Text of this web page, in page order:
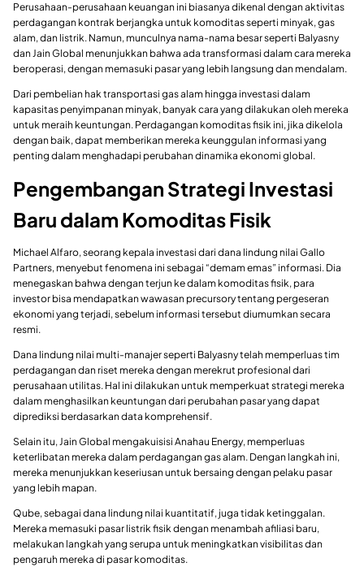
Perusahaan-perusahaan keuangan ini biasanya dikenal dengan aktivitas
perdagangan kontrak berjangka untuk komoditas seperti minyak, gas
alam, dan listrik. Namun, munculnya nama-nama besar seperti Balyasny
dan Jain Global menunjukkan bahwa ada transformasi dalam cara mereka
beroperasi, dengan memasuki pasar yang lebih langsung dan mendalam.
Dari pembelian hak transportasi gas alam hingga investasi dalam
kapasitas penyimpanan minyak, banyak cara yang dilakukan oleh mereka
untuk meraih keuntungan. Perdagangan komoditas fisik ini, jika dikelola
dengan baik, dapat memberikan mereka keunggulan informasi yang
penting dalam menghadapi perubahan dinamika ekonomi global.
Pengembangan Strategi Investasi
Baru dalam Komoditas Fisik
Michael Alfaro, seorang kepala investasi dari dana lindung nilai Gallo
Partners, menyebut fenomena ini sebagai “demam emas” informasi. Dia
menegaskan bahwa dengan terjun ke dalam komoditas fisik, para
investor bisa mendapatkan wawasan precursory tentang pergeseran
ekonomi yang terjadi, sebelum informasi tersebut diumumkan secara
resmi.
Dana lindung nilai multi-manajer seperti Balyasny telah memperluas tim
perdagangan dan riset mereka dengan merekrut profesional dari
perusahaan utilitas. Hal ini dilakukan untuk memperkuat strategi mereka
dalam menghasilkan keuntungan dari perubahan pasar yang dapat
diprediksi berdasarkan data komprehensif.
Selain itu, Jain Global mengakuisisi Anahau Energy, memperluas
keterlibatan mereka dalam perdagangan gas alam. Dengan langkah ini,
mereka menunjukkan keseriusan untuk bersaing dengan pelaku pasar
yang lebih mapan.
Qube, sebagai dana lindung nilai kuantitatif, juga tidak ketinggalan.
Mereka memasuki pasar listrik fisik dengan menambah afiliasi baru,
melakukan langkah yang serupa untuk meningkatkan visibilitas dan
pengaruh mereka di pasar komoditas.